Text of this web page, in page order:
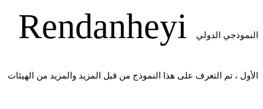
Rendanheyi النموذجي الدولي
الأول ، تم التعرف على هذا النموذج من قبل المزيد والمزيد من الهيئات